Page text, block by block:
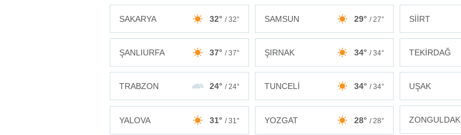
SAKARYA 32° / 32° SAMSUN 29° / 27° SİİRT
ŞANLIURFA 37° / 37° ŞIRNAK 34° / 34° TEKİRDAĞ
TRABZON 24° / 24° TUNCELİ 34° / 34° UŞAK
YALOVA 31° / 31° YOZGAT 28° / 28° ZONGULDAK